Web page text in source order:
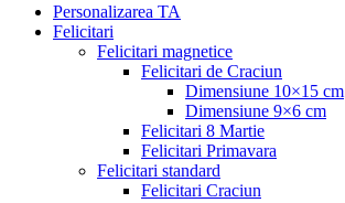
Personalizarea TA
Felicitari
Felicitari magnetice
Felicitari de Craciun
Dimensiune 10×15 cm
Dimensiune 9×6 cm
Felicitari 8 Martie
Felicitari Primavara
Felicitari standard
Felicitari Craciun